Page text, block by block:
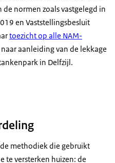
normen zoals vastgelegd in
en Vaststellingsbesluit
toezicht op alle NAM-
aanleiding van de lekkage
in Delfzijl.
methodiek die gebruikt
te versterken huizen: de